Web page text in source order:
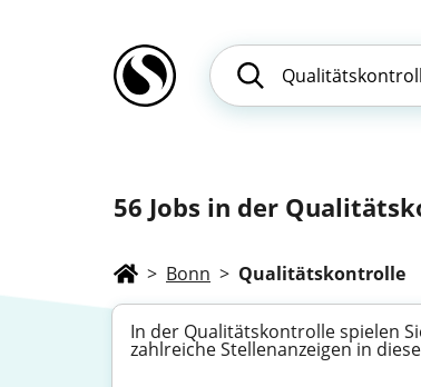
56 Jobs in der
> Bonn > Qualitätskontrolle
In der Qualitätskontrolle spielen
zahlreiche Stellenanzeigen in